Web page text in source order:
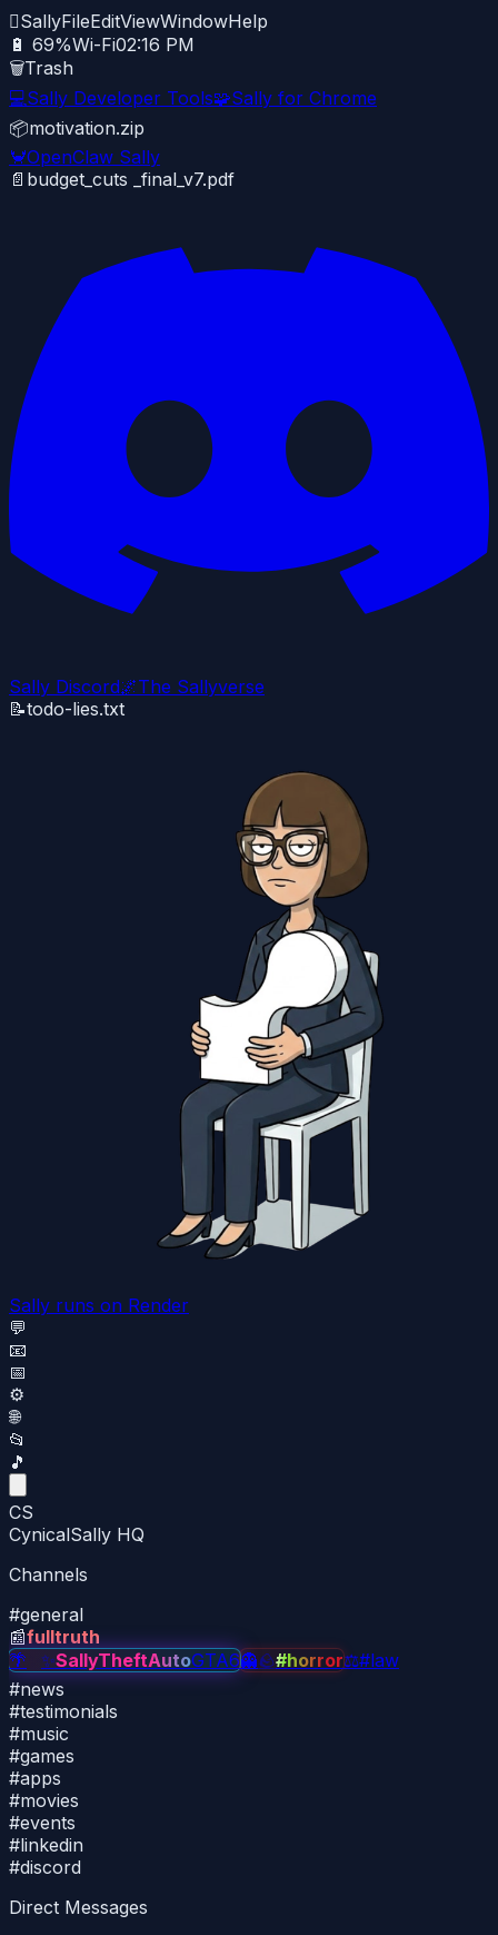
SallyFileEditViewWindowHelp
🔋 69%Wi-Fi02:16 PM
🗑️Trash
💻Sally Developer Tools🧩Sally for Chrome
📦motivation.zip
🦀OpenClaw Sally
📄 budget_cuts _final_v7.pdf
Sally Discord🌌The Sallyverse
📝todo-lies.txt
Sally runs on Render
💬
📧
📅
⚙️
🌐
📂
🎵
CS
CynicalSally HQ
Channels
#general
📰fulltruth
🌴
✨SallyTheftAutoGTA6👻🪨#horror⚖#law
#news
#testimonials
#music
#games
#apps
#movies
#events
#linkedin
#discord
Direct Messages